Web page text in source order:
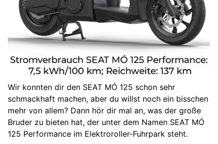
Rückwärtsgang
Wir konnten dir den SEAT MÓ 125 schon sehr
schmackhaft machen, aber du willst noch ein bisschen
mehr von allem? Dann hör dir mal an, was der große
Bruder zu bieten hat, der unter dem Namen SEAT MÓ
125 Performance im Elektroroller-Fuhrpark steht.